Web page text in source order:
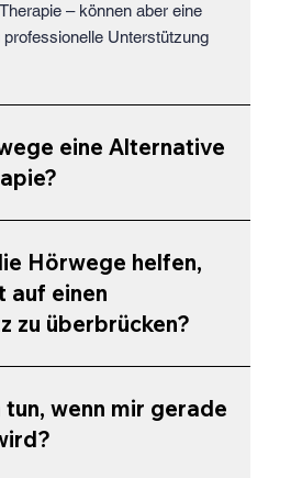
– können aber eine
Unterstützung
eine Alternative
Hörwege helfen,
auf einen
zu überbrücken?
tun, wenn mir gerade